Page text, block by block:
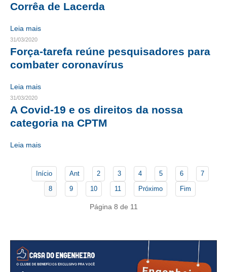
CURSOS
ENGENHEIRO EMPREENDEDOR
BENEFÍCIOS
APOSENTADORIA
CONVÊNIOS
PLANO DE SAÚDE
CAMPANHAS SALARIAIS
Corrêa de Lacerda
Leia mais
31/03/2020
Força-tarefa reúne pesquisadores para
combater coronavírus
Leia mais
31/03/2020
A Covid-19 e os direitos da nossa
categoria na CPTM
Leia mais
Início Ant 2 3 4 5 6
7
8
9 10 11 Próximo Fim
Página 8 de 11